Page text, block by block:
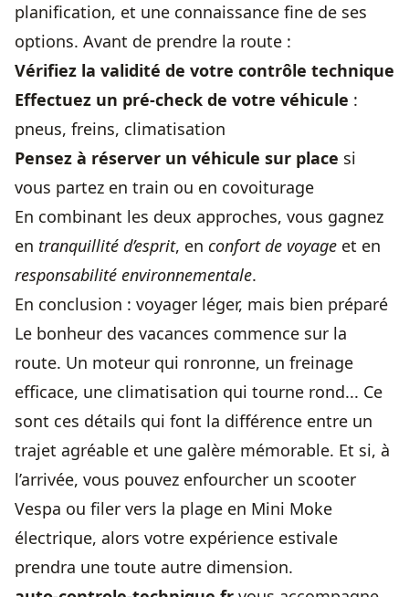
planification, et une connaissance fine de ses
options. Avant de prendre la route :
Vérifiez la validité de votre contrôle technique
Effectuez un pré-check de votre véhicule :
pneus, freins, climatisation
Pensez à réserver un véhicule sur place si
vous partez en train ou en covoiturage
En combinant les deux approches, vous gagnez
en tranquillité d’esprit, en confort de voyage et en
responsabilité environnementale.
En conclusion : voyager léger, mais bien préparé
Le bonheur des vacances commence sur la
route. Un moteur qui ronronne, un freinage
efficace, une climatisation qui tourne rond... Ce
sont ces détails qui font la différence entre un
trajet agréable et une galère mémorable. Et si, à
l’arrivée, vous pouvez enfourcher un scooter
Vespa ou filer vers la plage en Mini Moke
électrique, alors votre expérience estivale
prendra une toute autre dimension.